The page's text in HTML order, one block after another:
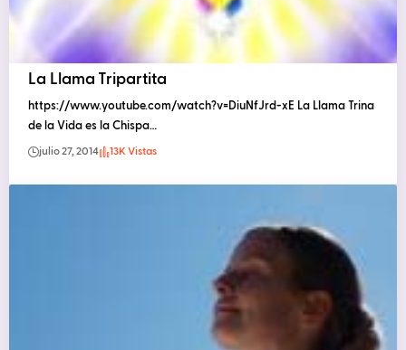
La Llama Tripartita
https://www.youtube.com/watch?v=DiuNfJrd-xE La Llama Trina
de la Vida es la Chispa…
julio 27, 2014 13K Vistas